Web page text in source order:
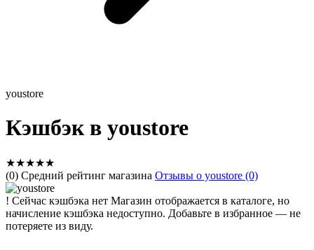
youstore
Кэшбэк в youstore
★★★★★
(0) Средний рейтинг магазина Отзывы о youstore (0)
! Сейчас кэшбэка нет Магазин отображается в каталоге, но
начисление кэшбэка недоступно. Добавьте в избранное — не
потеряете из виду.